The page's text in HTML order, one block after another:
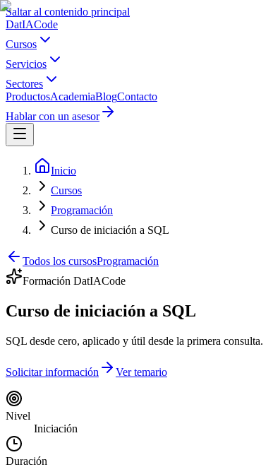
Saltar al contenido principal
DatIACode
Cursos
Servicios
Sectores
ProductosAcademiaBlogContacto
Hablar con un asesor
Inicio
Cursos
Programación
Curso de iniciación a SQL
Todos los cursosProgramación
Formación DatIACode
Curso de iniciación a SQL
SQL desde cero, aplicado y útil desde la primera consulta.
Solicitar información Ver temario
Nivel
Iniciación
Duración